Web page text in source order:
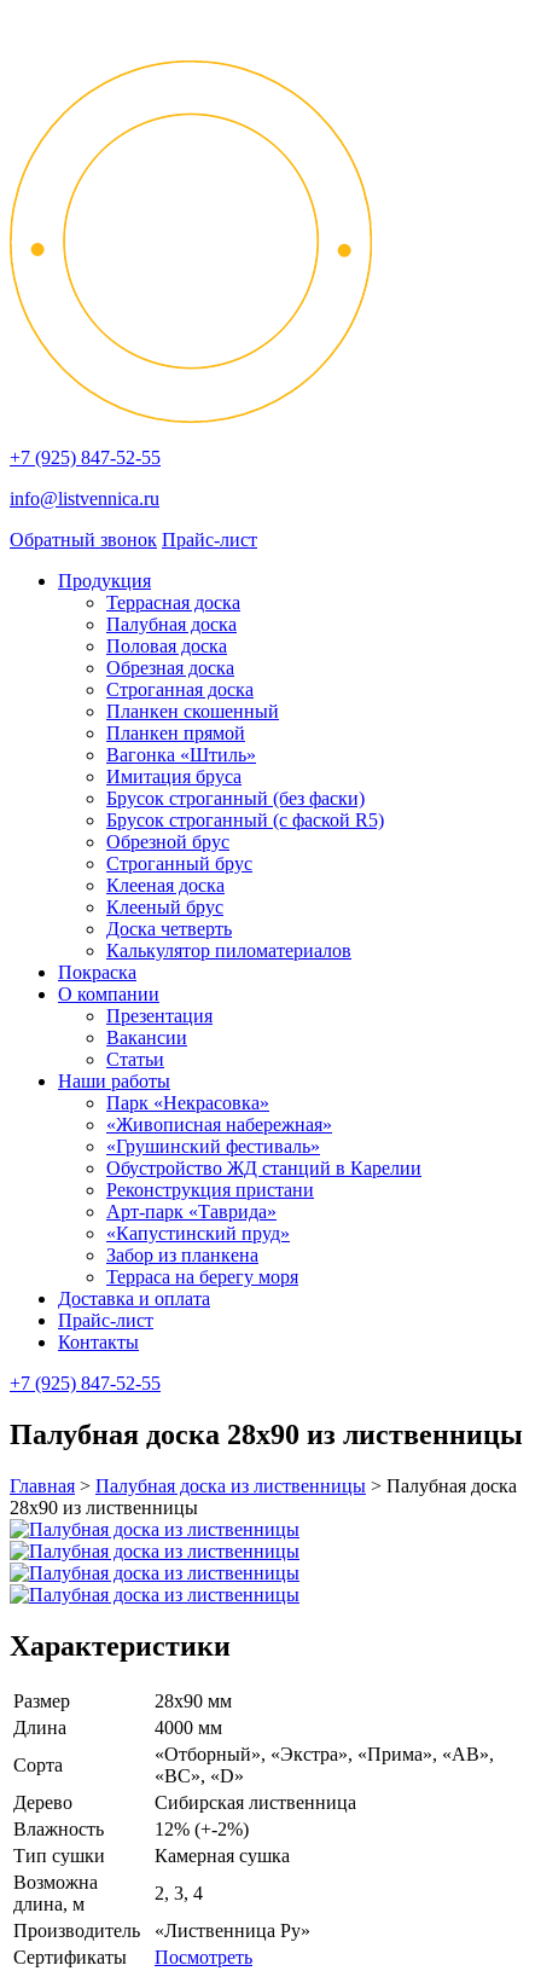
+7 (925) 847-52-55
info@listvennica.ru
Обратный звонок Прайс-лист
Продукция
Террасная доска
Палубная доска
Половая доска
Обрезная доска
Строганная доска
Планкен скошенный
Планкен прямой
Вагонка «Штиль»
Имитация бруса
Брусок строганный (без фаски)
Брусок строганный (с фаской R5)
Обрезной брус
Строганный брус
Клееная доска
Клееный брус
Доска четверть
Калькулятор пиломатериалов
Покраска
О компании
Презентация
Вакансии
Статьи
Наши работы
Парк «Некрасовка»
«Живописная набережная»
«Грушинский фестиваль»
Обустройство ЖД станций в Карелии
Реконструкция пристани
Арт-парк «Таврида»
«Капустинский пруд»
Забор из планкена
Терраса на берегу моря
Доставка и оплата
Прайс-лист
Контакты
+7 (925) 847-52-55
Палубная доска 28х90 из лиственницы
Главная > Палубная доска из лиственницы > Палубная доска
28х90 из лиственницы
Характеристики
Размер
28х90 мм
Длина
4000 мм
Сорта
«Отборный», «Экстра», «Прима», «АВ»,
«ВС», «D»
Дерево
Сибирская лиственница
Влажность
12% (+-2%)
Тип сушки
Камерная сушка
Возможна
длина, м
2, 3, 4
Производитель
«Лиственница Ру»
Сертификаты
Посмотреть